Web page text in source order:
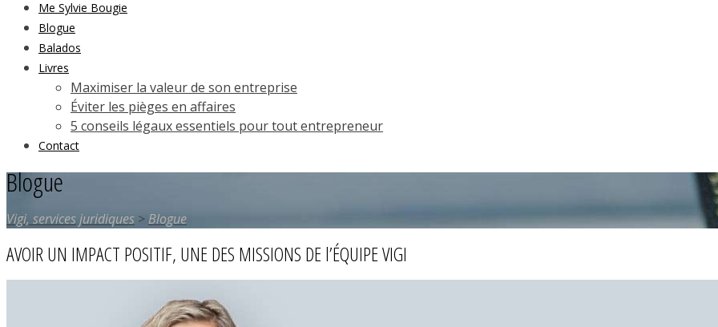
Me Sylvie Bougie
Blogue
Balados
Livres
Maximiser la valeur de son entreprise
Éviter les pièges en affaires
5 conseils légaux essentiels pour tout entrepreneur
Contact
Blogue
Vigi, services juridiques > Blogue
AVOIR UN IMPACT POSITIF, UNE DES MISSIONS DE l’ÉQUIPE VIGI